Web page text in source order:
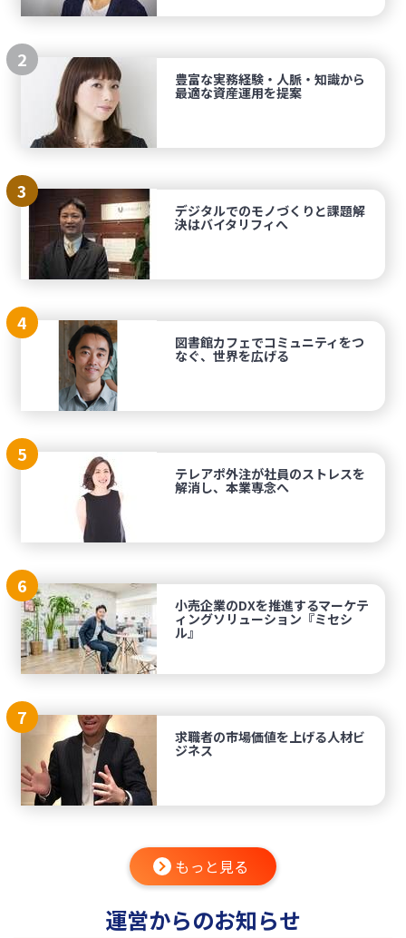
2
豊富な実務経験・人脈・知識から
最適な資産運用を提案
3
デジタルでのモノづくりと課題解
決はバイタリフィへ
4
図書館カフェでコミュニティをつ
なぐ、世界を広げる
5
テレアポ外注が社員のストレスを
解消し、本業専念へ
6
小売企業のDXを推進するマーケテ
ィングソリューション『ミセシ
ル』
7
求職者の市場価値を上げる人材ビ
ジネス
もっと見る
運営からのお知らせ